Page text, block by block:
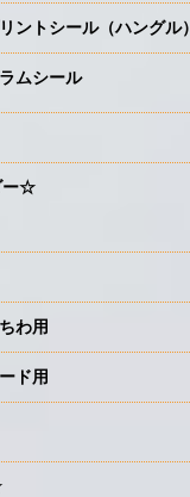
ントシール（ハングル）
ムシール
ー☆
わ用
ド用